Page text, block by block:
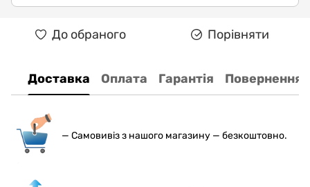
До обраного Порівняти
Доставка Оплата Гарантія Повернення
— Самовивіз з нашого магазину — безкоштовно.